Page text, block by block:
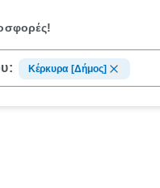
Κέρκυρα [Δήμος]